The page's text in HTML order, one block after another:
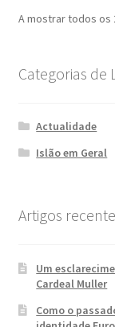
A mostrar todos os
Categorias de
Actualidade
Islão em Geral
Artigos
Um
Cardeal Muller
Como o